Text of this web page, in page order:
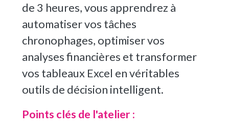
de 3 heures, vous apprendrez à
automatiser vos tâches
chronophages, optimiser vos
analyses financières et transformer
vos tableaux Excel en véritables
outils de décision intelligent.
Points clés de l'atelier :